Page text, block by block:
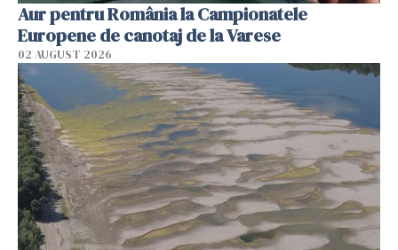
Aur pentru România la Campionatele
Europene de canotaj de la Varese
02 AUGUST 2026